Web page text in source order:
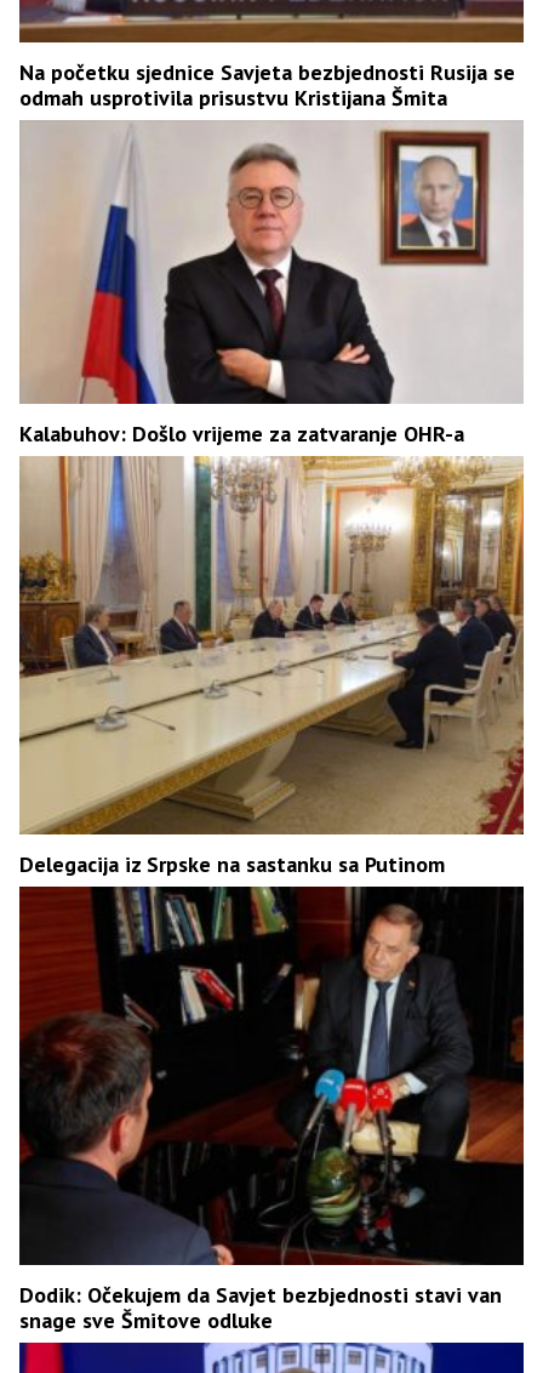
Na početku sjednice Savjeta bezbjednosti Rusija se
odmah usprotivila prisustvu Kristijana Šmita
Kalabuhov: Došlo vrijeme za zatvaranje OHR-a
Delegacija iz Srpske na sastanku sa Putinom
Dodik: Očekujem da Savjet bezbjednosti stavi van
snage sve Šmitove odluke